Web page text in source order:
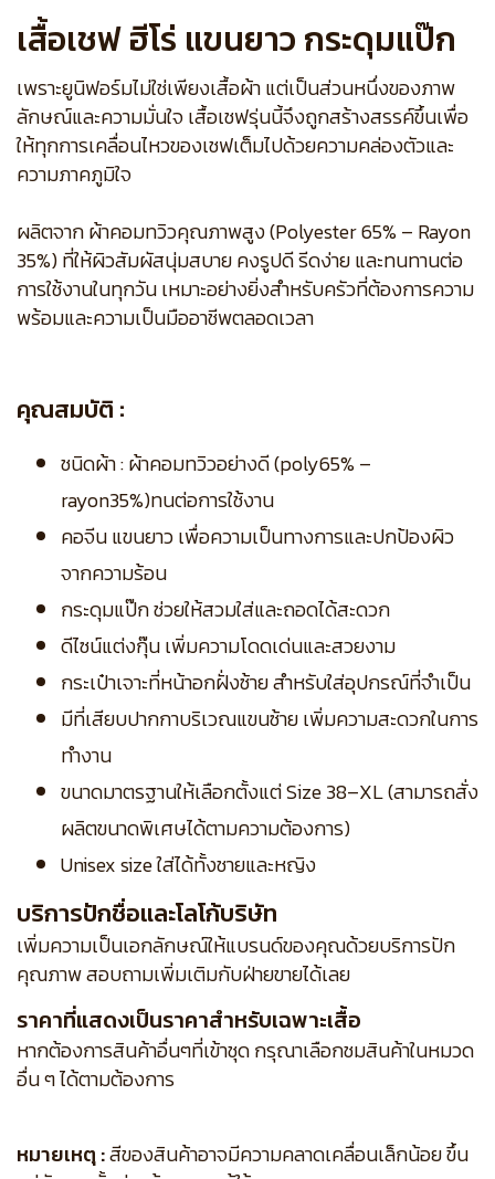
เสื้อเชฟ ฮีโร่ แขนยาว กระดุมแป๊ก
เพราะยูนิฟอร์มไม่ใช่เพียงเสื้อผ้า แต่เป็นส่วนหนึ่งของภาพ
ลักษณ์และความมั่นใจ เสื้อเชฟรุ่นนี้จึงถูกสร้างสรรค์ขึ้นเพื่อ
ให้ทุกการเคลื่อนไหวของเชฟเต็มไปด้วยความคล่องตัวและ
ความภาคภูมิใจ
ผลิตจาก ผ้าคอมทวิวคุณภาพสูง (Polyester 65% – Rayon
35%) ที่ให้ผิวสัมผัสนุ่มสบาย คงรูปดี รีดง่าย และทนทานต่อ
การใช้งานในทุกวัน เหมาะอย่างยิ่งสำหรับครัวที่ต้องการความ
พร้อมและความเป็นมืออาชีพตลอดเวลา
คุณสมบัติ :
ชนิดผ้า : ผ้าคอมทวิวอย่างดี (poly65% –
rayon35%)ทนต่อการใช้งาน
คอจีน แขนยาว เพื่อความเป็นทางการและปกป้องผิว
จากความร้อน
กระดุมแป๊ก ช่วยให้สวมใส่และถอดได้สะดวก
ดีไซน์แต่งกุ๊น เพิ่มความโดดเด่นและสวยงาม
กระเป๋าเจาะที่หน้าอกฝั่งซ้าย สำหรับใส่อุปกรณ์ที่จำเป็น
มีที่เสียบปากกาบริเวณแขนซ้าย เพิ่มความสะดวกในการ
ทำงาน
ขนาดมาตรฐานให้เลือกตั้งแต่ Size 38–XL (สามารถสั่ง
ผลิตขนาดพิเศษได้ตามความต้องการ)
Unisex size ใส่ได้ทั้งชายและหญิง
บริการปักชื่อและโลโก้บริษัท
เพิ่มความเป็นเอกลักษณ์ให้แบรนด์ของคุณด้วยบริการปัก
คุณภาพ สอบถามเพิ่มเติมกับฝ่ายขายได้เลย
ราคาที่แสดงเป็นราคาสำหรับเฉพาะเสื้อ
หากต้องการสินค้าอื่นๆที่เข้าชุด กรุณาเลือกชมสินค้าในหมวด
อื่น ๆ ได้ตามต้องการ
หมายเหตุ :สีของสินค้าอาจมีความคลาดเคลื่อนเล็กน้อย ขึ้น